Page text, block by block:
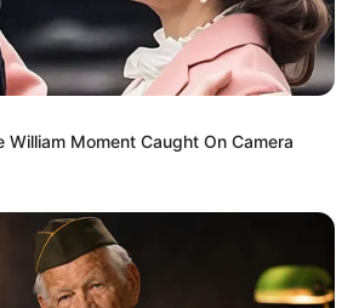
William Moment Caught On Camera